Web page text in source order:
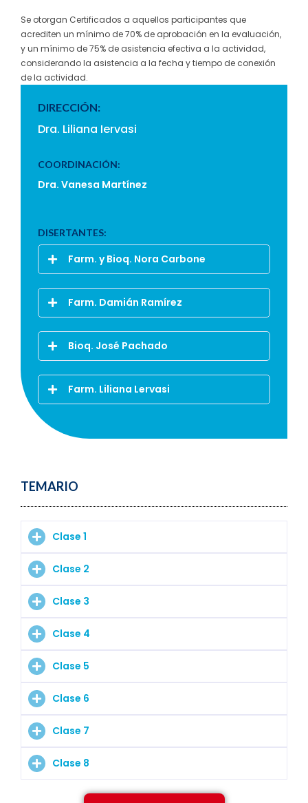
Se otorgan Certificados a aquellos participantes que
acrediten un mínimo de 70% de aprobación en la evaluación,
y un mínimo de 75% de asistencia efectiva a la actividad,
considerando la asistencia a la fecha y tiempo de conexión
de la actividad.
DIRECCIÓN:
Dra. Liliana Iervasi
COORDINACIÓN:
Dra. Vanesa Martínez
DISERTANTES:
Farm. y Bioq. Nora Carbone
Farm. Damián Ramírez
Bioq. José Pachado
Farm. Liliana Lervasi
TEMARIO
Clase 1
Clase 2
Clase 3
Clase 4
Clase 5
Clase 6
Clase 7
Clase 8